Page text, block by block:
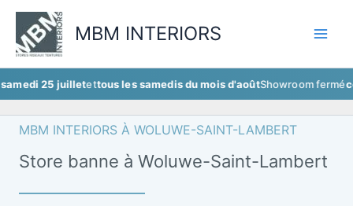
Aller
contenu
MBM INTERIORS
juillet ettous les samedis du mois d'aoûtShowroom ferméce
MBM INTERIORS À WOLUWE-SAINT-LAMBERT
Store banne à Woluwe-Saint-Lambert